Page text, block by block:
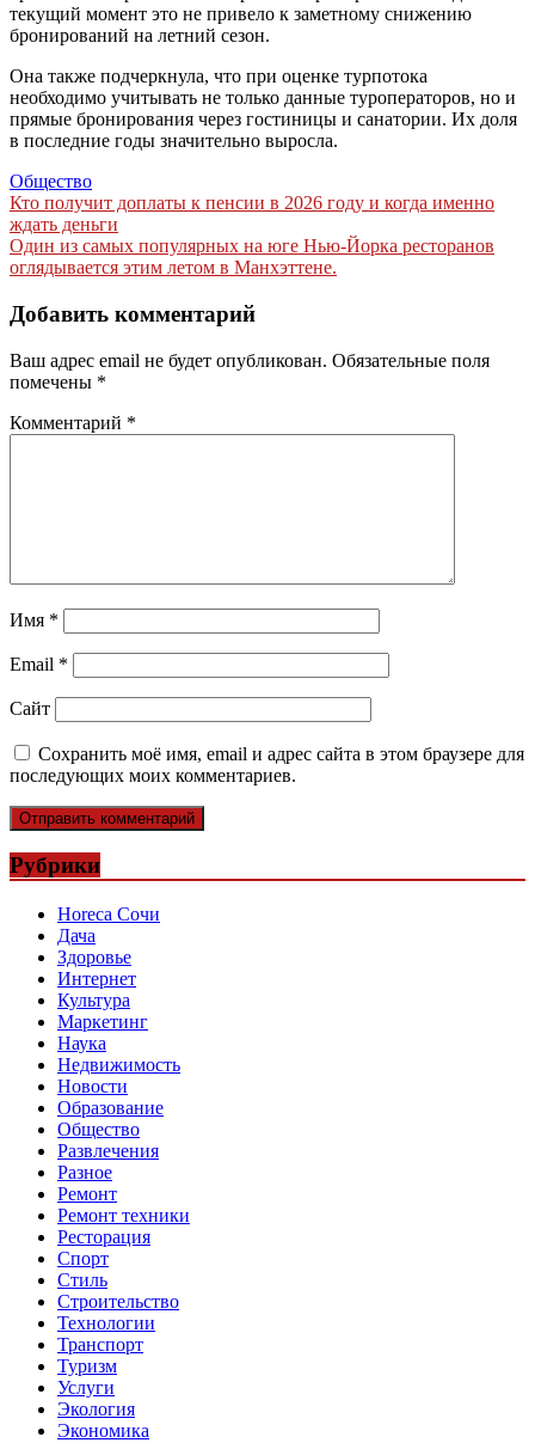
текущий момент это не привело к заметному снижению
бронирований на летний сезон.
Она также подчеркнула, что при оценке турпотока
необходимо учитывать не только данные туроператоров, но и
прямые бронирования через гостиницы и санатории. Их доля
в последние годы значительно выросла.
Общество
Навигация
по
записям
Кто получит доплаты к пенсии в 2026 году и когда именно
ждать деньги
Один из самых популярных на юге Нью-Йорка ресторанов
оглядывается этим летом в Манхэттене.
Добавить комментарий
Ваш адрес email не будет опубликован. Обязательные поля
помечены *
Комментарий *
Имя *
Email *
Сайт
Сохранить моё имя, email и адрес сайта в этом браузере для
последующих моих комментариев.
Рубрики
Horeca Сочи
Дача
Здоровье
Интернет
Культура
Маркетинг
Наука
Недвижимость
Новости
Образование
Общество
Развлечения
Разное
Ремонт
Ремонт техники
Ресторация
Спорт
Стиль
Строительство
Технологии
Транспорт
Туризм
Услуги
Экология
Экономика